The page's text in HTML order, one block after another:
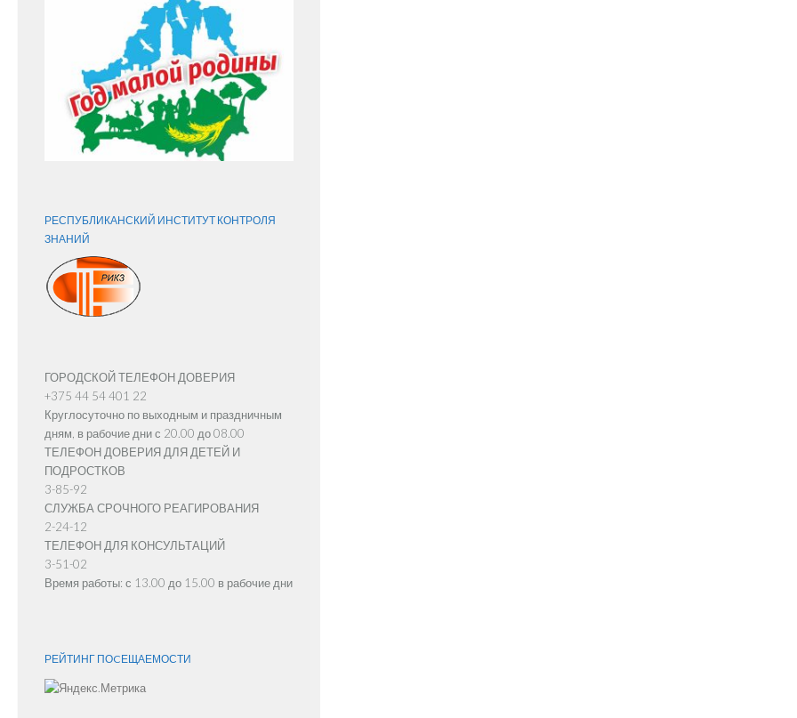
РЕСПУБЛИКАНСКИЙ ИНСТИТУТ КОНТРОЛЯ
ЗНАНИЙ
ГОРОДСКОЙ ТЕЛЕФОН ДОВЕРИЯ
+375 44 54 401 22
Круглосуточно по выходным и праздничным
дням, в рабочие дни с 20.00 до 08.00
ТЕЛЕФОН ДОВЕРИЯ ДЛЯ ДЕТЕЙ И
ПОДРОСТКОВ
3-85-92
СЛУЖБА СРОЧНОГО РЕАГИРОВАНИЯ
2-24-12
ТЕЛЕФОН ДЛЯ КОНСУЛЬТАЦИЙ
3-51-02
Время работы: с 13.00 до 15.00 в рабочие дни
РЕЙТИНГ ПОCЕЩАЕМОСТИ